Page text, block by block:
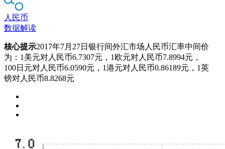
人民币
数据解读
核心提示2017年7月27日银行间外汇市场人民币汇率中间价
为：1美元对人民币6.7307元，1欧元对人民币7.8994元，
100日元对人民币6.0590元，1港元对人民币0.86189元，1英
镑对人民币8.8268元